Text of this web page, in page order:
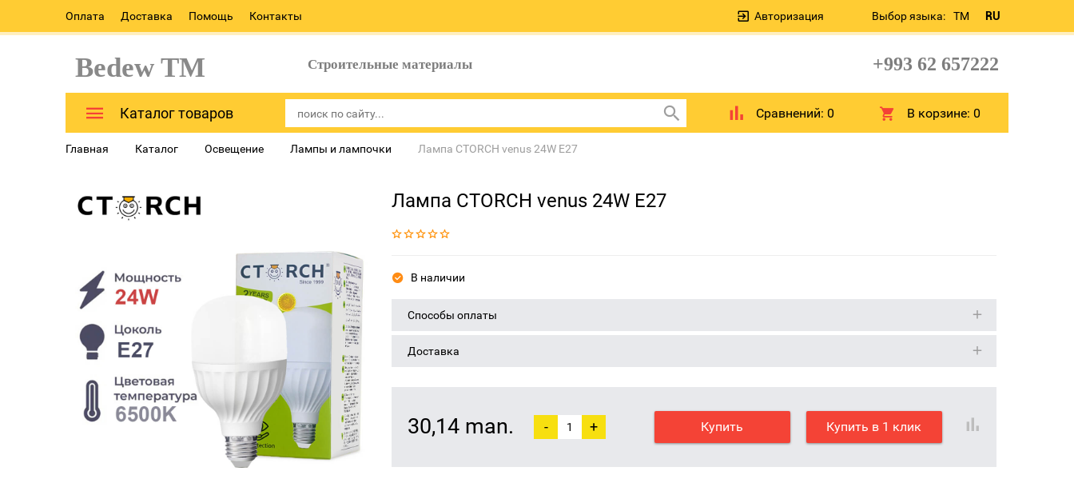
Оплата Доставка Помощь Контакты Выбор языка: TM RU
Авторизация
Bedew TM Строительные материалы +993 62 657222
Каталог товаров Сравнений: 0 В корзине:0
Главная Каталог Освещение Лампы и лампочки Лампа CTORCH venus 24W E27
Лампа CTORCH venus 24W E27
В наличии
Способы оплаты
Доставка
30,14 man. - + Купить Купить в 1 клик